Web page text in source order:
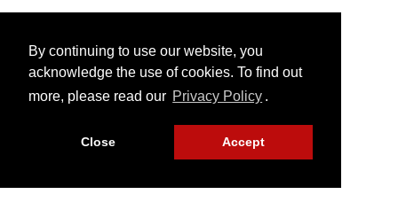
By continuing to use our website, you
acknowledge the use of cookies. To find out
more, please read our Privacy Policy .
Close Accept